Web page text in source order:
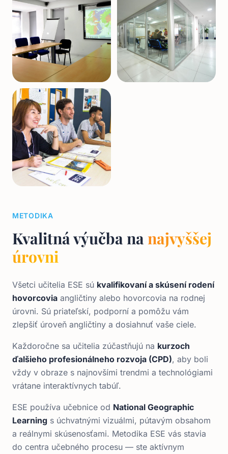
METODIKA
Kvalitná výučba na najvyššej
úrovni
Všetci učitelia ESE sú kvalifikovaní a skúsení rodení
hovorcovia angličtiny alebo hovorcovia na rodnej
úrovni. Sú priateľskí, podporní a pomôžu vám
zlepšiť úroveň angličtiny a dosiahnuť vaše ciele.
Každoročne sa učitelia zúčastňujú na kurzoch
ďalšieho profesionálneho rozvoja (CPD), aby boli
vždy v obraze s najnovšími trendmi a technológiami
vrátane interaktívnych tabúľ.
ESE používa učebnice od National Geographic
Learning s úchvatnými vizuálmi, pútavým obsahom
a reálnymi skúsenosťami. Metodika ESE vás stavia
do centra učebného procesu — ste aktívnym